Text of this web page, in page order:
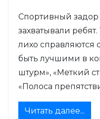
Спортивный
захватывали
лихо справляются
быть лучшими в
штурм», «Меткий
«Полоса
Читать далее...